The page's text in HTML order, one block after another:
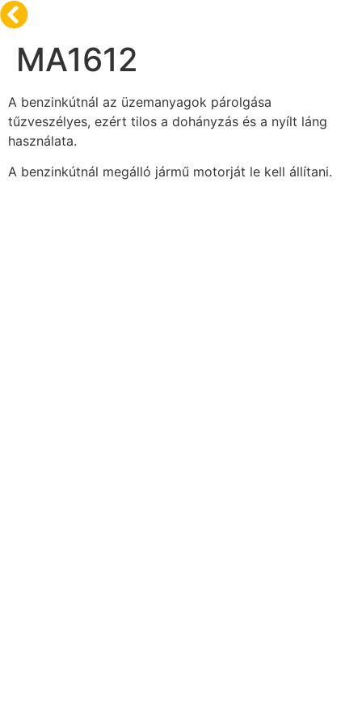
MA1612
A benzinkútnál az üzemanyagok párolgása
tűzveszélyes, ezért tilos a dohányzás és a nyílt láng
használata.
A benzinkútnál megálló jármű motorját le kell állítani.